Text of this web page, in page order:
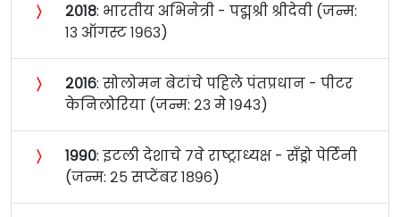
〉 २०१८: भारतीय अभिनेत्री - पद्मश्री श्रीदेवी (जन्म:
१३ ऑगस्ट १९६३)
〉 २०१६: सोलोमन बेटांचे पहिले पंतप्रधान - पीटर
केनिलोरिया (जन्म: २३ मे १९४३)
〉 १९९०: इटली देशाचे ७वे राष्ट्राध्यक्ष - सँड्रो पेर्टिनी
(जन्म: २५ सप्टेंबर १८९६)